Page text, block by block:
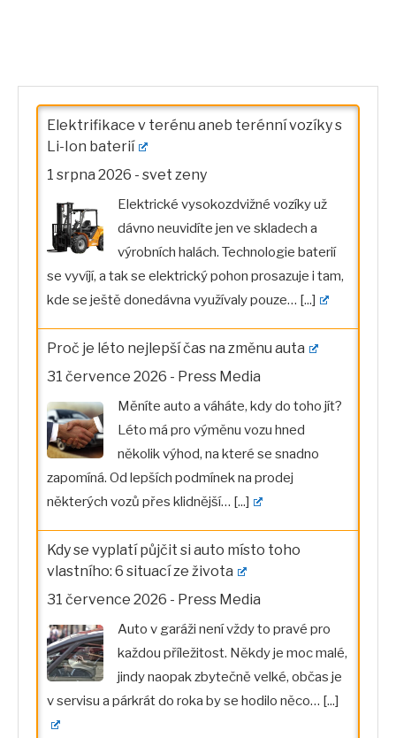
Elektrifikace v terénu aneb terénní vozíky s
Li-Ion baterií
1 srpna 2026 - svet zeny
Elektrické vysokozdvižné vozíky už
dávno neuvidíte jen ve skladech a
výrobních halách. Technologie baterií
se vyvíjí, a tak se elektrický pohon prosazuje i tam,
kde se ještě donedávna využívaly pouze… [...]
Proč je léto nejlepší čas na změnu auta
31 července 2026 - Press Media
Měníte auto a váháte, kdy do toho jít?
Léto má pro výměnu vozu hned
několik výhod, na které se snadno
zapomíná. Od lepších podmínek na prodej
některých vozů přes klidnější… [...]
Kdy se vyplatí půjčit si auto místo toho
vlastního: 6 situací ze života
31 července 2026 - Press Media
Auto v garáži není vždy to pravé pro
každou příležitost. Někdy je moc malé,
jindy naopak zbytečně velké, občas je
v servisu a párkrát do roka by se hodilo něco… [...]